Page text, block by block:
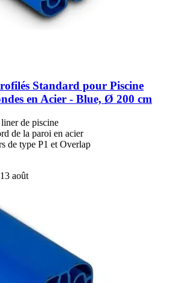
Standard pour Piscine
en Acier -​ Blue, Ø 200 cm
de piscine
de la paroi en acier
de type P1 et Overlap
août